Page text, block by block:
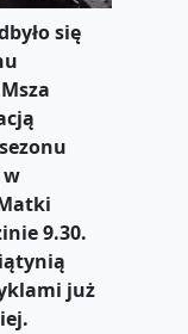
się
w
9.30.
już